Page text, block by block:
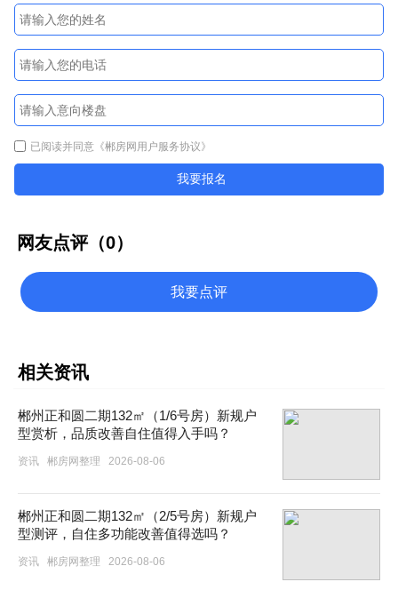
已阅读并同意 《郴房网用户服务协议》
我要报名
网友点评（0）
我要点评
相关资讯
郴州正和圆二期132㎡（1/6号房）新规户
型赏析，品质改善自住值得入手吗？
资讯 郴房网整理 2026-08-06
郴州正和圆二期132㎡（2/5号房）新规户
型测评，自住多功能改善值得选吗？
资讯 郴房网整理 2026-08-06